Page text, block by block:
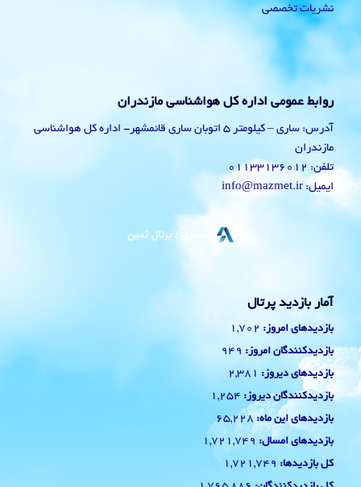
نشریات تخصصی
روابط عمومی اداره کل هواشناسی مازندران
آدرس: ساری – کیلومتر 5 اتوبان ساری قائمشهر- اداره کل هواشناسی
مازندران
تلفن: 01133136012
ایمیل: info@mazmet.ir
آمار بازدید پرتال
بازدیدهای امروز: 1,702
بازدیدکنندگان امروز: 949
بازدیدهای دیروز: 2,381
بازدیدکنندگان دیروز: 1,254
بازدیدهای این ماه: 65,228
بازدیدهای امسال: 1,721,749
کل بازدیدها: 1,721,749